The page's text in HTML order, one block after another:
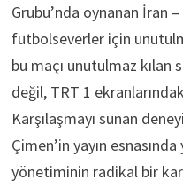
Grubu’nda oynanan İran
futbolseverler için
bu maçı unutulmaz kılan
değil, TRT 1
Karşılaşmayı sunan
Çimen’in yayın
yönetiminin radikal bir